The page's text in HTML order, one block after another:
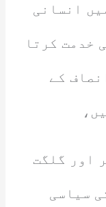
انسانی
خدمت کرتا
کے
اور گلگت
سیاسی